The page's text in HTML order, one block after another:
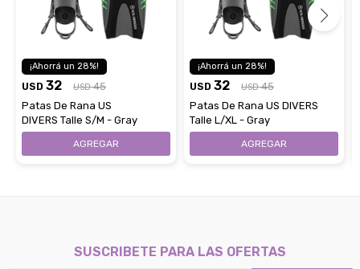
28
USD 32 USD 45
Patas De Rana US
DIVERS Talle S/M - Gray
28
USD 32 USD 45
Patas De Rana US DIVERS
Talle L/XL - Gray
SUSCRIBETE PARA LAS OFERTAS